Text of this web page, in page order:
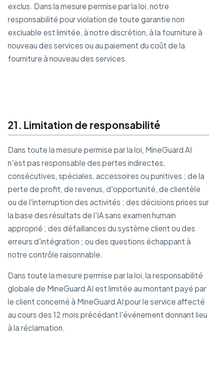
exclus. Dans la mesure permise par la loi, notre
responsabilité pour violation de toute garantie non
excluable est limitée, à notre discrétion, à la fourniture à
nouveau des services ou au paiement du coût de la
fourniture à nouveau des services.
21. Limitation de responsabilité
Dans toute la mesure permise par la loi, MineGuard AI
n'est pas responsable des pertes indirectes,
consécutives, spéciales, accessoires ou punitives ; de la
perte de profit, de revenus, d'opportunité, de clientèle
ou de l'interruption des activités ; des décisions prises sur
la base des résultats de l'IA sans examen humain
approprié ; des défaillances du système client ou des
erreurs d'intégration ; ou des questions échappant à
notre contrôle raisonnable.
Dans toute la mesure permise par la loi, la responsabilité
globale de MineGuard AI est limitée au montant payé par
le client concerné à MineGuard AI pour le service affecté
au cours des 12 mois précédant l'événement donnant lieu
à la réclamation.